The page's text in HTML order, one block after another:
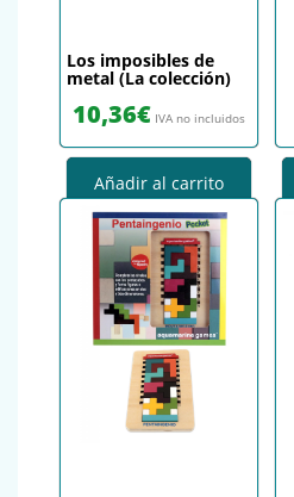
Los imposibles de
metal (La colección)
10,36€ IVA no incluidos
Añadir al carrito